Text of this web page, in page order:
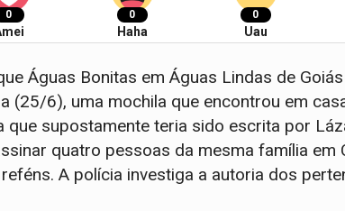
0 0
Haha
0
Uau
Águas Bonitas em Águas Lindas de
(25/6), uma mochila que encontrou em
que supostamente teria sido escrita por
quatro pessoas da mesma família em
A polícia investiga a autoria dos